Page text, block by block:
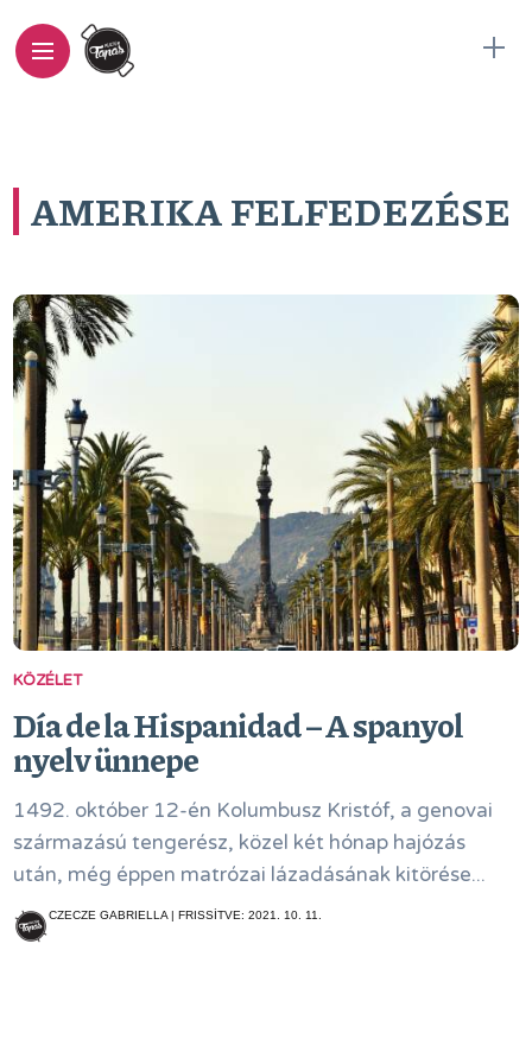
AMERIKA FELFEDEZÉSE
KÖZÉLET
Día de la Hispanidad – A spanyol
nyelv ünnepe
1492. október 12-én Kolumbusz Kristóf, a genovai
származású tengerész, közel két hónap hajózás
után, még éppen matrózai lázadásának kitörése...
CZECZE GABRIELLA | FRISSÍTVE: 2021. 10. 11.